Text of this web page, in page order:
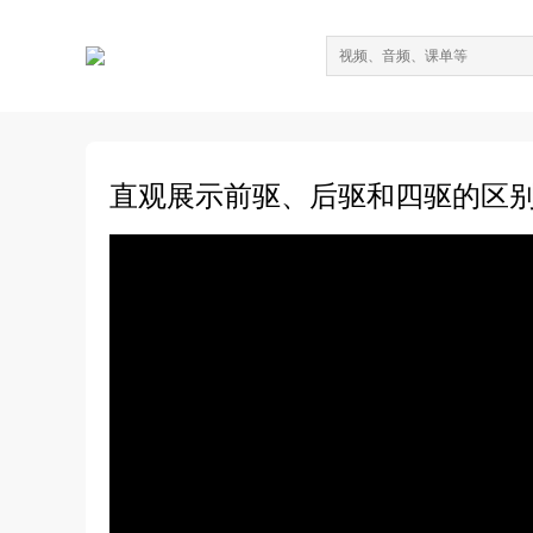
直观展示前驱、后驱和四驱的区别